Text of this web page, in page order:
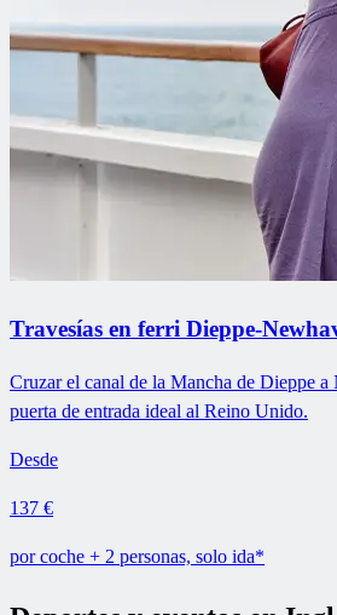
Travesías en ferri Dieppe-
Cruzar el canal de la Mancha de Dieppe a
puerta de entrada ideal al Reino Unido.
Desde
137 €
por coche + 2 personas, solo ida*